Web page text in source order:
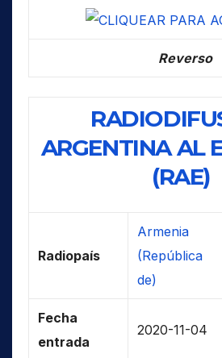
Reverso
ARGENTINA AL
(RAE)
Radiopaís
Armenia
(República
de)
Fecha
entrada
2020-11-04